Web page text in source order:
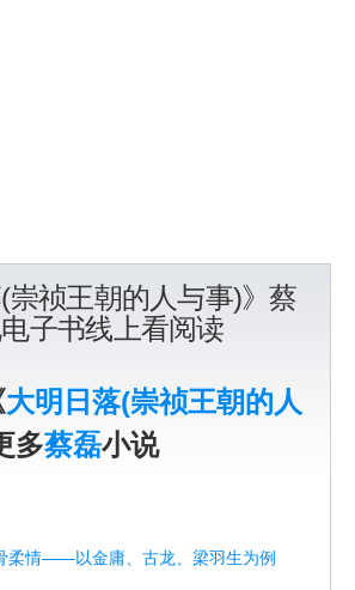
(崇祯王朝的人与事)》蔡
子书线上看阅读
大明日落(崇祯王朝的人
多蔡磊小说
柔情——以金庸、古龙、梁羽生为例